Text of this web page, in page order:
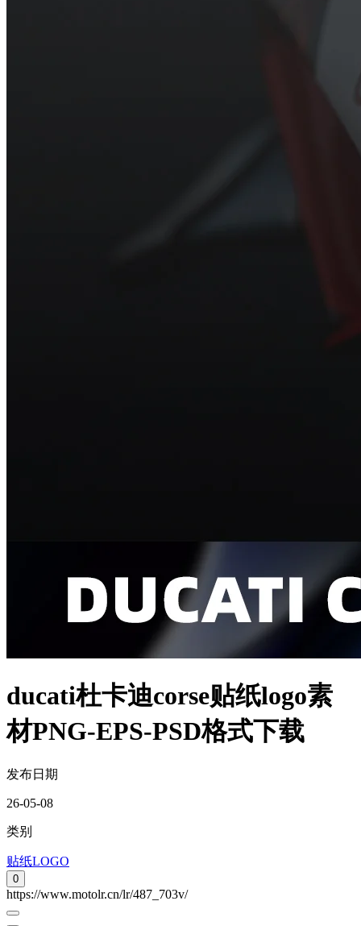
ducati杜卡迪corse贴纸logo素
材PNG-EPS-PSD格式下载
发布日期
26-05-08
类别
贴纸LOGO
0
https://www.motolr.cn/lr/487_703v/